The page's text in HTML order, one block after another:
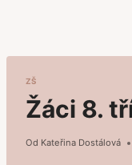
ZŠ
Žáci 8.
Od Kateřina Dostálová